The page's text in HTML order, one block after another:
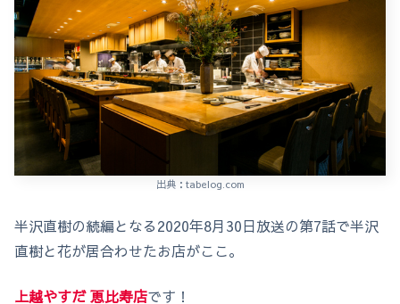
出典：tabelog.com
半沢直樹の続編となる2020年8月30日放送の第7話で半沢
直樹と花が居合わせたお店がここ。
上越やすだ 恵比寿店です！